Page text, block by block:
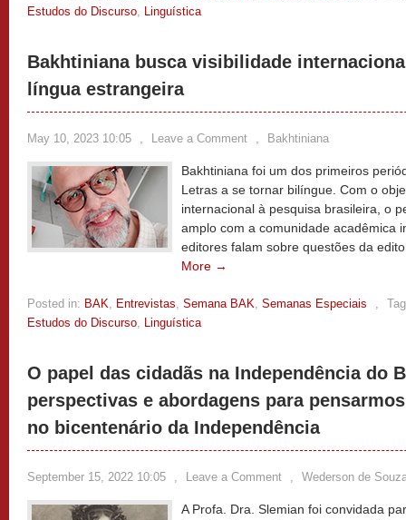
Estudos do Discurso, Linguística
Bakhtiniana busca visibilidade
língua estrangeira
May 10, 2023 10:05 , Leave a Comment , Bakhtiniana
Bakhtiniana foi um dos primeiros
Letras a se tornar bilíngue. Com o
internacional à pesquisa brasileira, o
amplo com a comunidade acadêmica
editores falam sobre questões da
More →
Posted in: BAK, Entrevistas, Semana BAK, Semanas Especiais ,
Estudos do Discurso, Linguística
O papel das cidadãs na Independência do
perspectivas e abordagens para
no bicentenário da Independência
September 15, 2022 10:05 , Leave a Comment , Wederson de
A Profa. Dra. Slemian foi convidada